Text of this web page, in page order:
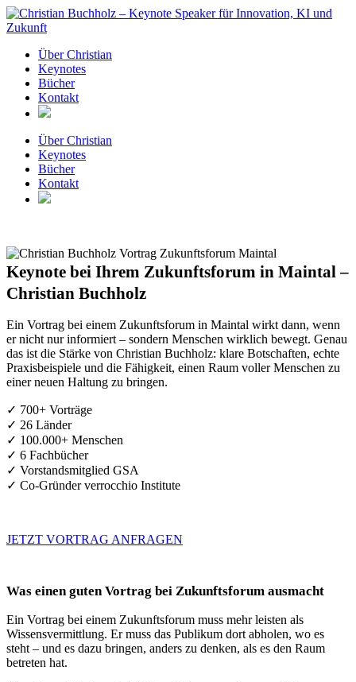
Zum
Inhalt
Über Christian
Keynotes
Bücher
Kontakt
Über Christian
Keynotes
Bücher
Kontakt
Keynote bei Ihrem Zukunftsforum in Maintal –
Christian Buchholz
Ein Vortrag bei einem Zukunftsforum in Maintal wirkt dann, wenn
er nicht nur informiert – sondern Menschen wirklich bewegt. Genau
das ist die Stärke von Christian Buchholz: klare Botschaften, echte
Praxisbeispiele und die Fähigkeit, einen Raum voller Menschen zu
einer neuen Haltung zu bringen.
✓ 700+ Vorträge
✓ 26 Länder
✓ 100.000+ Menschen
✓ 6 Fachbücher
✓ Vorstandsmitglied GSA
✓ Co-Gründer verrocchio Institute
JETZT VORTRAG ANFRAGEN
Was einen guten Vortrag bei Zukunftsforum ausmacht
Ein Vortrag bei einem Zukunftsforum muss mehr leisten als
Wissensvermittlung. Er muss das Publikum dort abholen, wo es
steht – und es dazu bringen, anders zu denken, als es den Raum
betreten hat.